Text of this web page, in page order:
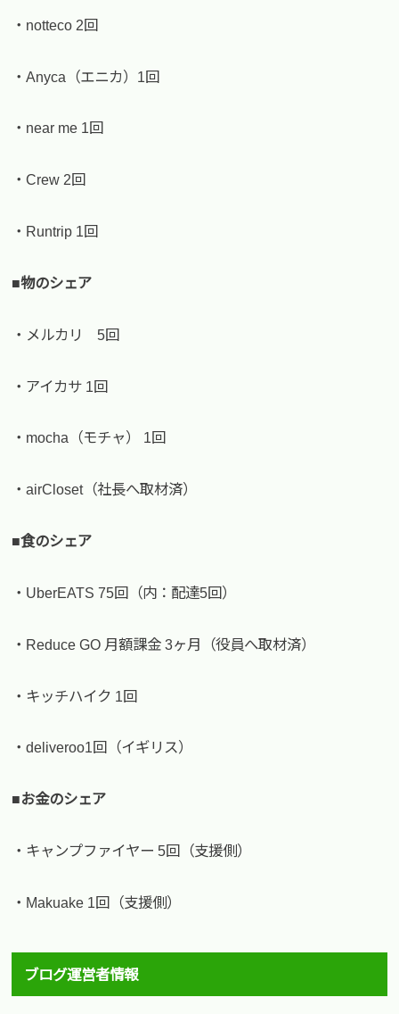
・notteco 2回
・Anyca（エニカ）1回
・near me 1回
・Crew 2回
・Runtrip 1回
■物のシェア
・メルカリ 5回
・アイカサ 1回
・mocha（モチャ） 1回
・airCloset（社長へ取材済）
■食のシェア
・UberEATS 75回（内：配達5回）
・Reduce GO 月額課金 3ヶ月（役員へ取材済）
・キッチハイク 1回
・deliveroo1回（イギリス）
■お金のシェア
・キャンプファイヤー 5回（支援側）
・Makuake 1回（支援側）
ブログ運営者情報